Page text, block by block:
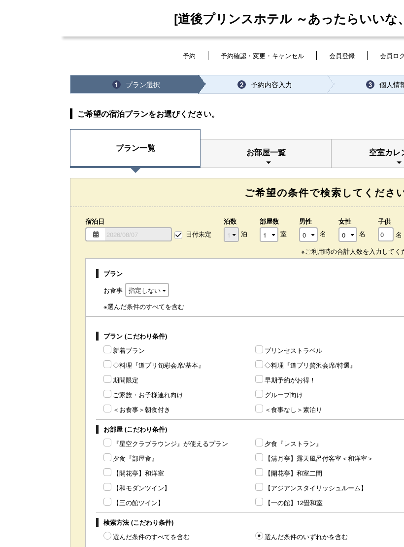
[道後プリンスホテル ～あったらいいな
予約 予約確認・変更・キャンセル 会員登録 会員ロ
1 プラン選択 2 予約内容入力 3 個人情
ご希望の宿泊プランをお選びください。
プラン一覧 お部屋一覧 空室カレ
ご希望の条件で検索してください
宿泊日
日付未定
泊数
泊
部屋数
室
男性
名
女性
名
子供
名
※ご利用時の合計人数を入力してく
プラン
お食事
※選んだ条件のすべてを含む
プラン (こだわり条件)
新着プラン
プリンセストラベル
◇料理『道プリ旬彩会席/基本』
◇料理『道プリ贅沢会席/特選』
期間限定
早期予約がお得！
ご家族・お子様連れ向け
グループ向け
＜お食事＞朝食付き
＜食事なし＞素泊り
お部屋 (こだわり条件)
『星空クラブラウンジ』が使えるプラン
夕食『レストラン』
夕食『部屋食』
【清月亭】露天風呂付客室＜和洋室＞
【開花亭】和洋室
【開花亭】和室二間
【和モダンツイン】
【アジアンスタイリッシュルーム】
【三の館ツイン】
【一の館】12畳和室
検索方法 (こだわり条件)
選んだ条件のすべてを含む
選んだ条件のいずれかを含む